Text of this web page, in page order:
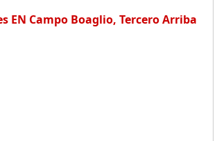
EN Campo Boaglio, Tercero Arriba